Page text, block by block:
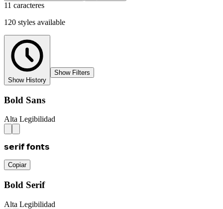
11 caracteres
120 styles available
Show History
Show Filters
Bold Sans
Alta Legibilidad
𝘀𝗲𝗿𝗶𝗳 𝗳𝗼𝗻𝘁𝘀
Copiar
Bold Serif
Alta Legibilidad